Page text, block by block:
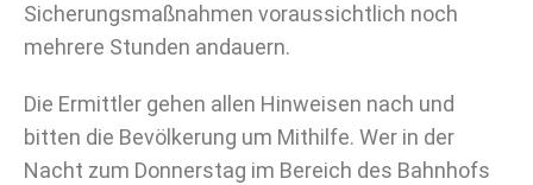
Sicherungsmaßnahmen voraussichtlich noch
mehrere Stunden andauern.
Die Ermittler gehen allen Hinweisen nach und
bitten die Bevölkerung um Mithilfe. Wer in der
Nacht zum Donnerstag im Bereich des Bahnhofs